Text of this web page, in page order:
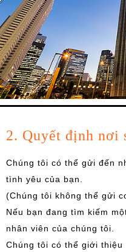
2. Quyết định nơi
Chúng tôi có thể gửi đến
tình yêu của bạn.
(Chúng tôi không thể gửi
Nếu bạn đang tìm kiếm
nhân viên của chúng tôi.
Chúng tôi có thể giới thiệu